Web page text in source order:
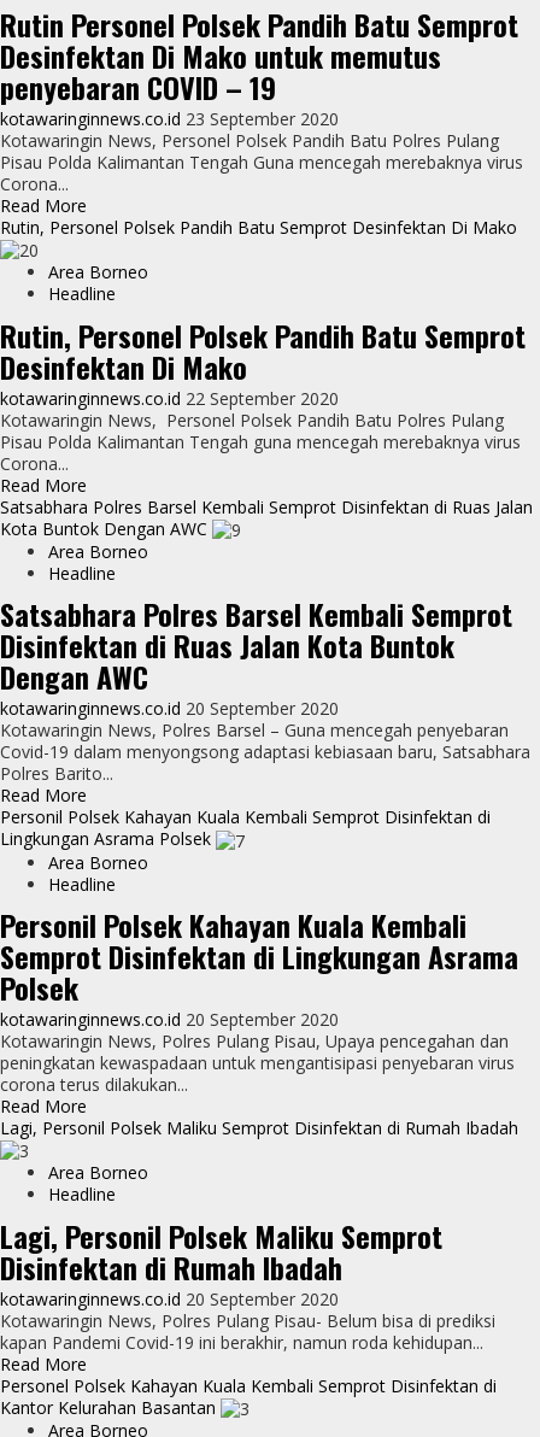
Pandih
Batu
Semprot
Desinfektan
Di
Mako
untuk
memutus
COVID
–
19
Rutin Personel Polsek Pandih Batu Semprot
Desinfektan Di Mako untuk memutus
penyebaran COVID – 19
kotawaringinnews.co.id 23 September 2020
Kotawaringin News, Personel Polsek Pandih Batu Polres Pulang
Pisau Polda Kalimantan Tengah Guna mencegah merebaknya virus
Corona...
Read More
more
Rutin
Personel
Pandih
Batu
Semprot
Desinfektan
Di
Mako
penyebaran
COVID
–
19
Rutin, Personel Polsek Pandih Batu Semprot Desinfektan Di Mako
Area Borneo
Headline
Rutin, Personel Polsek Pandih Batu Semprot
Desinfektan Di Mako
kotawaringinnews.co.id 22 September 2020
Kotawaringin News, Personel Polsek Pandih Batu Polres Pulang
Pisau Polda Kalimantan Tengah guna mencegah merebaknya virus
Corona...
Read More
more
about
Rutin,
Personel
Pandih
Batu
Semprot
Desinfektan
Di
Mako
Satsabhara Polres Barsel Kembali Semprot Disinfektan di Ruas Jalan
Kota Buntok Dengan AWC
Area Borneo
Headline
Satsabhara Polres Barsel Kembali Semprot
Disinfektan di Ruas Jalan Kota Buntok
Dengan AWC
kotawaringinnews.co.id 20 September 2020
Kotawaringin News, Polres Barsel – Guna mencegah penyebaran
Covid-19 dalam menyongsong adaptasi kebiasaan baru, Satsabhara
Polres Barito...
Read More
more
about
Satsabhara
Polres
Kembali
Semprot
Disinfektan
Ruas
Jalan
Kota
Buntok
Dengan
AWC
Personil Polsek Kahayan Kuala Kembali Semprot Disinfektan di
Lingkungan Asrama Polsek
Area Borneo
Headline
Personil Polsek Kahayan Kuala Kembali
Semprot Disinfektan di Lingkungan Asrama
Polsek
kotawaringinnews.co.id 20 September 2020
Kotawaringin News, Polres Pulang Pisau, Upaya pencegahan dan
peningkatan kewaspadaan untuk mengantisipasi penyebaran virus
corona terus dilakukan...
Read More
more
Personil
Polsek
Kuala
Kembali
Semprot
Disinfektan
di
Lingkungan
Polsek
Lagi, Personil Polsek Maliku Semprot Disinfektan di Rumah Ibadah
Area Borneo
Headline
Lagi, Personil Polsek Maliku Semprot
Disinfektan di Rumah Ibadah
kotawaringinnews.co.id 20 September 2020
Kotawaringin News, Polres Pulang Pisau- Belum bisa di prediksi
kapan Pandemi Covid-19 ini berakhir, namun roda kehidupan...
Read More
more
about
Lagi,
Personel Polsek Kahayan Kuala Kembali Semprot Disinfektan di
Kantor Kelurahan Basantan
Area Borneo